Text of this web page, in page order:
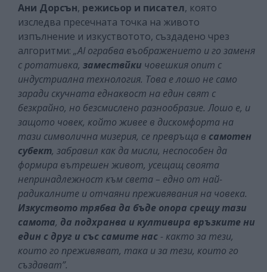
Ани Дорсън, режисьор и писател, която
изследва пресечната точка на живото
изпълнение и изкуствотото, създадено чрез
алгоритми: „AI ограбва въображението и го заменя
с ротативка, замествйки човешкия опит с
индустриална технология. Това е лошо не само
заради скучната еднаквост на един свят с
безкрайно, но безсмислено разнообразие. Лошо е, и
защото човек, който живее в дискомфорта на
тази символична мизерия, се превръща в самотен
субект, забравил как да мисли, неспособен да
формира вътрешен живот, усещащ своята
непринадлежност към света – едно от най-
радикалните и отчаяни преживявания на човека.
Изкуството трябва да бъде опора срещу тази
самота, да подхранва и култивира връзките ни
един с друг и със самите нас - както за тези,
които го преживяват, така и за тези, които го
създават”.